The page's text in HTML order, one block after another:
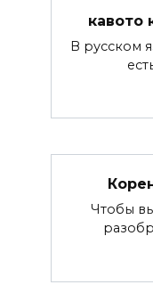
кавото
В русском
Чтобы